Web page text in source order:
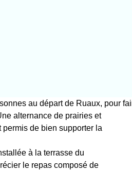
au départ de Ruaux, pour
alternance de prairies et
de bien supporter la
à la terrasse du
le repas composé de